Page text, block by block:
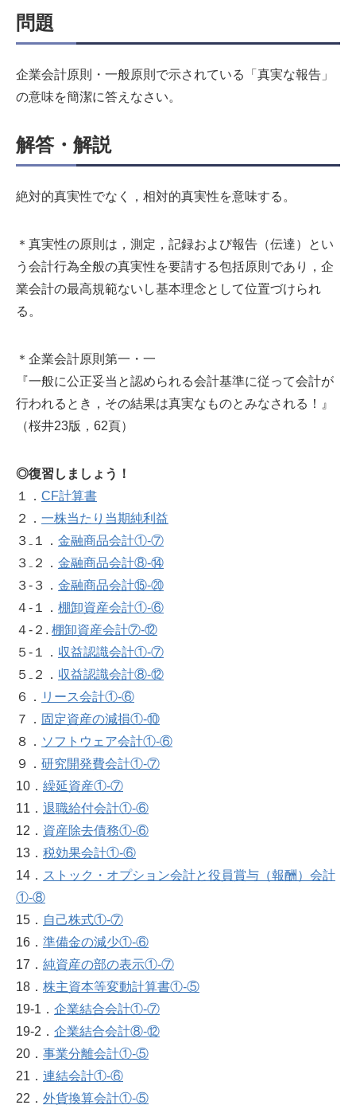
問題
企業会計原則・一般原則で示されている「真実な報告」
の意味を簡潔に答えなさい。
解答・解説
絶対的真実性でなく，相対的真実性を意味する。
＊真実性の原則は，測定，記録および報告（伝達）とい
う会計行為全般の真実性を要請する包括原則であり，企
業会計の最高規範ないし基本理念として位置づけられ
る。
＊企業会計原則第一・一
『一般に公正妥当と認められる会計基準に従って会計が
行われるとき，その結果は真実なものとみなされる！』
（桜井23版，62頁）
◎復習しましょう！
１． CF計算書
２． 一株当たり当期純利益
３₋１． 金融商品会計①‐⑦
３₋２． 金融商品会計⑧‐⑭
３‐３． 金融商品会計⑮‐⑳
４-１． 棚卸資産会計①‐⑥
４-２. 棚卸資産会計⑦‐⑫
５‐１． 収益認識会計①‐⑦
５₋２． 収益認識会計⑧-⑫
６． リース会計①‐⑥
７． 固定資産の減損①‐⑩
８． ソフトウェア会計①‐⑥
９． 研究開発費会計①‐⑦
10． 繰延資産①‐⑦
11． 退職給付会計①‐⑥
12． 資産除去債務①‐⑥
13． 税効果会計①‐⑥
14． ストック・オプション会計と役員賞与（報酬）会計
①‐⑧
15． 自己株式①‐⑦
16． 準備金の減少①‐⑥
17． 純資産の部の表示①‐⑦
18． 株主資本等変動計算書①‐⑤
19-1． 企業結合会計①‐⑦
19-2． 企業結合会計⑧‐⑫
20． 事業分離会計①‐⑤
21． 連結会計①‐⑥
22． 外貨換算会計①‐⑤